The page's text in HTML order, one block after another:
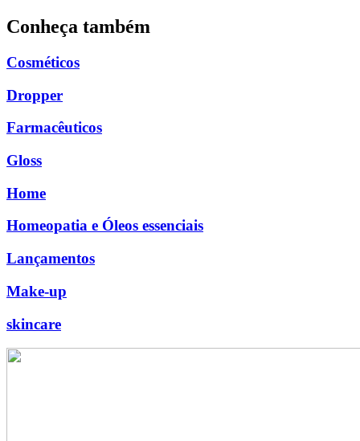
Conheça também
Cosméticos
Dropper
Farmacêuticos
Gloss
Home
Homeopatia e Óleos essenciais
Lançamentos
Make-up
skincare